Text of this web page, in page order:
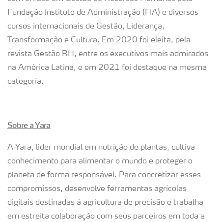
Fundação Instituto de Administração (FIA) e diversos
cursos internacionais de Gestão, Liderança,
Transformação e Cultura. Em 2020 foi eleita, pela
revista Gestão RH, entre os executivos mais admirados
na América Latina, e em 2021 foi destaque na mesma
categoria.
Sobre a Yara
A Yara, líder mundial em nutrição de plantas, cultiva
conhecimento para alimentar o mundo e proteger o
planeta de forma responsável. Para concretizar esses
compromissos, desenvolve ferramentas agrícolas
digitais destinadas à agricultura de precisão e trabalha
em estreita colaboração com seus parceiros em toda a